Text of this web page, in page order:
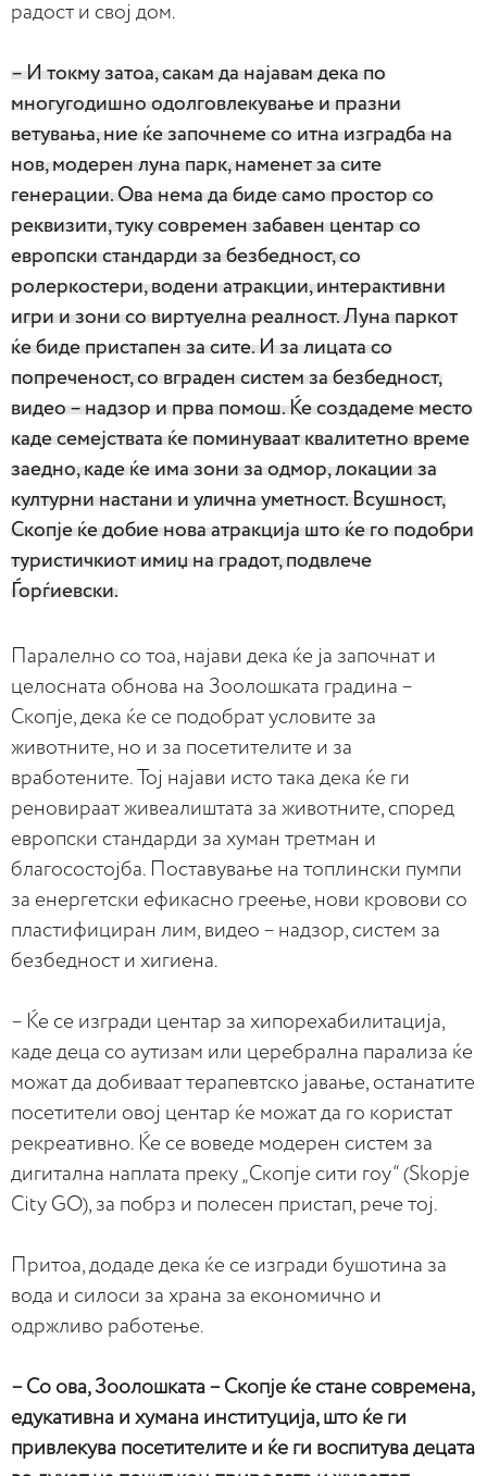
радост и свој дом.
– И токму затоа, сакам да најавам дека по
многугодишно одолговлекување и празни
ветувања, ние ќе започнеме со итна изградба на
нов, модерен луна парк, наменет за сите
генерации. Ова нема да биде само простор со
реквизити, туку современ забавен центар со
европски стандарди за безбедност, со
ролеркостери, водени атракции, интерактивни
игри и зони со виртуелна реалност. Луна паркот
ќе биде пристапен за сите. И за лицата со
попреченост, со вграден систем за безбедност,
видео – надзор и прва помош. Ќе создадеме место
каде семејствата ќе поминуваат квалитетно време
заедно, каде ќе има зони за одмор, локации за
културни настани и улична уметност. Всушност,
Скопје ќе добие нова атракција што ќе го подобри
туристичкиот имиџ на градот, подвлече
Ѓорѓиевски.
Паралелно со тоа, најави дека ќе ја започнат и
целосната обнова на Зоолошката градина –
Скопје, дека ќе се подобрат условите за
животните, но и за посетителите и за
вработените. Тој најави исто така дека ќе ги
реновираат живеалиштата за животните, според
европски стандарди за хуман третман и
благосостојба. Поставување на топлински пумпи
за енергетски ефикасно греење, нови кровови со
пластифициран лим, видео – надзор, систем за
безбедност и хигиена.
– Ќе се изгради центар за хипорехабилитација,
каде деца со аутизам или церебрална парализа ќе
можат да добиваат терапевтско јавање, останатите
посетители овој центар ќе можат да го користат
рекреативно. Ќе се воведе модерен систем за
дигитална наплата преку „Скопје сити гоу“ (Skopje
City GO), за побрз и полесен пристап, рече тој.
Притоа, додаде дека ќе се изгради бушотина за
вода и силоси за храна за економично и
одржливо работење.
– Со ова, Зоолошката – Скопје ќе стане современа,
едукативна и хумана институција, што ќе ги
привлекува посетителите и ќе ги воспитува децата